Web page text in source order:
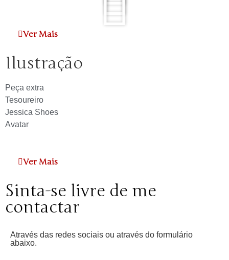
Ver Mais
Ilustração
Peça extra
Tesoureiro
Jessica Shoes
Avatar
Ver Mais
Sinta-se livre de me
contactar
Através das redes sociais ou através do formulário
abaixo.